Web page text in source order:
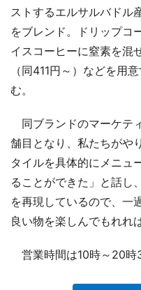
ストするエルサルバドル
をブレンド。ドリップコ
イスコーヒーに窒素を混
（同411円～）などを用
む。
同ブランドのマーケテ
舗目となり、私たちがや
タイルを具体的にメニュ
ることができた」と話し
を再現しているので、一
良い物を楽しんでもれれ
営業時間は10時～20時